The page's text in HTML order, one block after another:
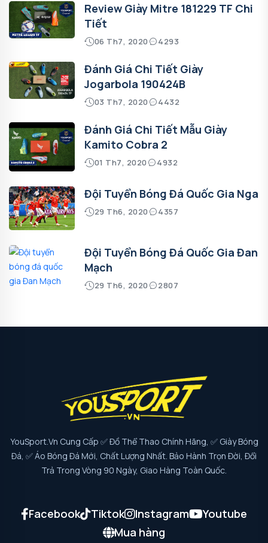
Review Giày Mitre 181229 TF Chi
Tiết
06 Th7, 2020 4293
Đánh Giá Chi Tiết Giày
Jogarbola 190424B
03 Th7, 2020 4432
Đánh Giá Chi Tiết Mẫu Giày
Kamito Cobra 2
01 Th7, 2020 4932
Đội Tuyển Bóng Đá Quốc Gia Nga
29 Th6, 2020 4357
Đội Tuyển Bóng Đá Quốc Gia Đan
Mạch
29 Th6, 2020 2807
YouSport.vn Cung Cấp ✅ Đồ Thể Thao Chính Hãng, ✅ Giày Bóng
Đá, ✅ Áo Bóng Đá Mới, Chất Lượng Nhất. Bảo Hành Trọn Đời, Đổi
Trả Trong Vòng 90 Ngày, Giao Hàng Toàn Quốc.
Facebook Tiktok Instagram
Youtube
Mua hàng